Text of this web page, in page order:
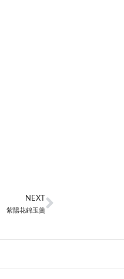
NEXT
紫陽花錦玉羹